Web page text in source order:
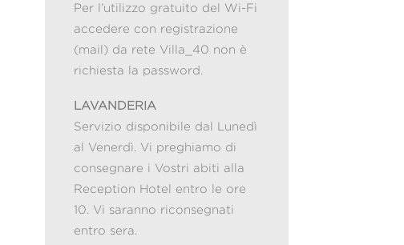
Per l’utilizzo gratuito del Wi-Fi
accedere con registrazione
(mail) da rete Villa_40 non è
richiesta la password.
LAVANDERIA
Servizio disponibile dal Lunedì
al Venerdì. Vi preghiamo di
consegnare i Vostri abiti alla
Reception Hotel entro le ore
10. Vi saranno riconsegnati
entro sera.